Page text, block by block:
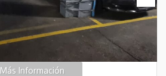
Más Información